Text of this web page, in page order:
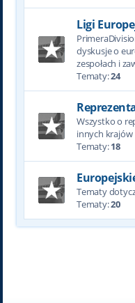
Ligi
dyskusje o
zespołach i
Tematy:24
Wszystko o
innych krajów
Tematy:18
Tematy
Tematy:20